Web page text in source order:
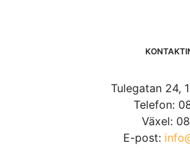
Tulegatan 24,
Telefon:
Växel:
E-post: